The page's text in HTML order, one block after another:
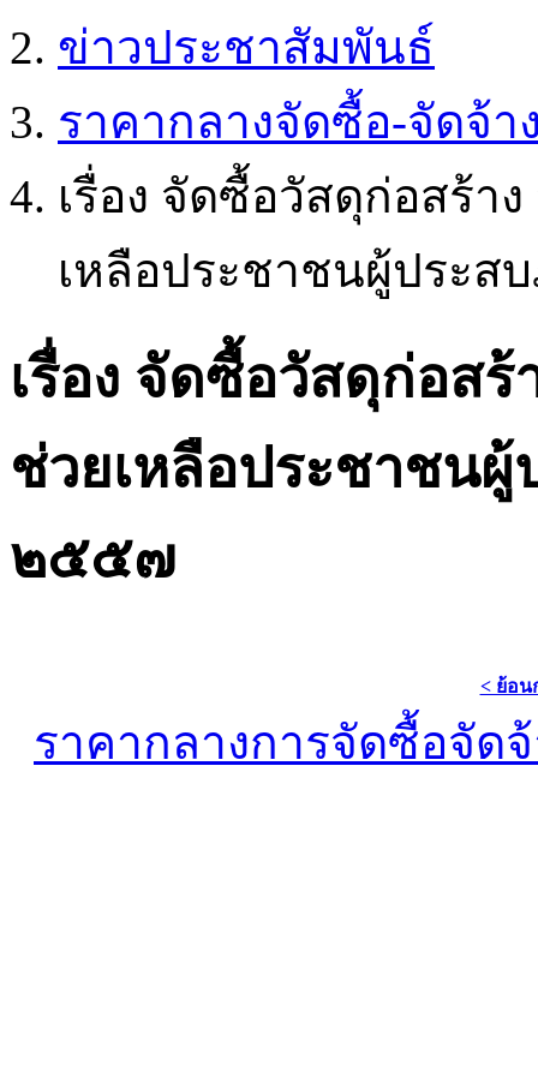
ข่าวประชาสัมพันธ์
ราคากลางจัดซื้อ-จัดจ้า
เรื่อง จัดซื้อวัสดุก่อสร้า
เหลือประชาชนผู้ประ
เรื่อง จัดซื้อวัสดุก่อสร้
ช่วยเหลือประชาชน
๒๕๕๗
< ย้อน
ราคากลางการจัดซื้อจัด